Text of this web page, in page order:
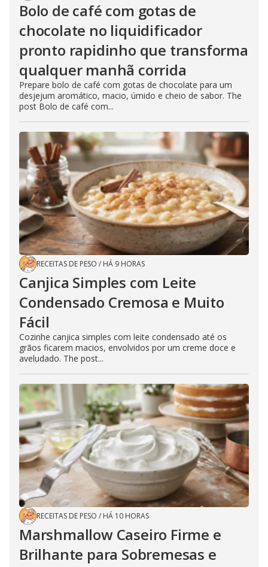
Bolo de café com gotas de
chocolate no liquidificador
pronto rapidinho que transforma
qualquer manhã corrida
Prepare bolo de café com gotas de chocolate para um
desjejum aromático, macio, úmido e cheio de sabor. The
post Bolo de café com...
RECEITAS DE PESO / HÁ 9 HORAS
Canjica Simples com Leite
Condensado Cremosa e Muito
Fácil
Cozinhe canjica simples com leite condensado até os
grãos ficarem macios, envolvidos por um creme doce e
aveludado. The post...
RECEITAS DE PESO / HÁ 10 HORAS
Marshmallow Caseiro Firme e
Brilhante para Sobremesas e